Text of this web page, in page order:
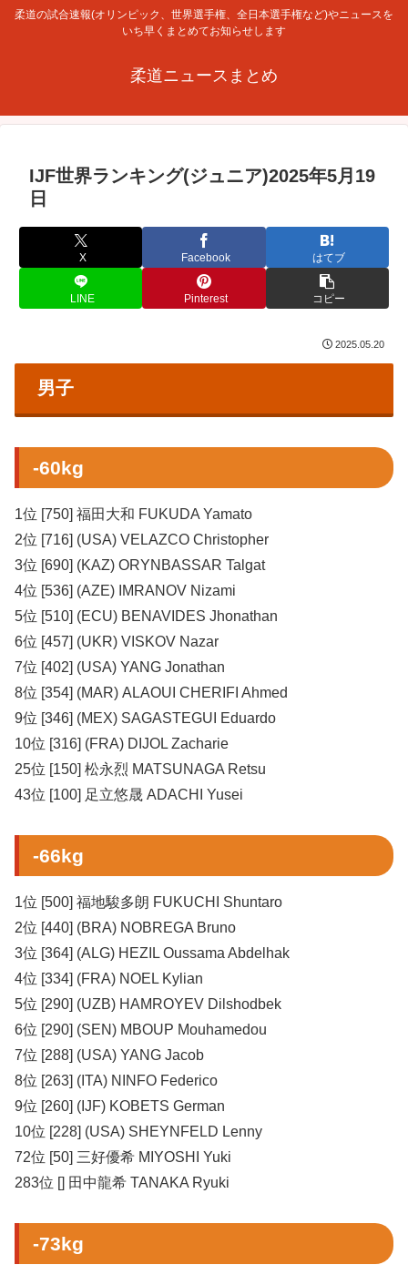
柔道の試合速報(オリンピック、世界選手権、全日本選手権など)やニュースを
いち早くまとめてお知らせします
柔道ニュースまとめ
IJF世界ランキング(ジュニア)2025年5月19
日
X Facebook はてブ
LINE Pinterest コピー
2025.05.20
男子
-60kg
1位 [750] 福田大和 FUKUDA Yamato
2位 [716] (USA) VELAZCO Christopher
3位 [690] (KAZ) ORYNBASSAR Talgat
4位 [536] (AZE) IMRANOV Nizami
5位 [510] (ECU) BENAVIDES Jhonathan
6位 [457] (UKR) VISKOV Nazar
7位 [402] (USA) YANG Jonathan
8位 [354] (MAR) ALAOUI CHERIFI Ahmed
9位 [346] (MEX) SAGASTEGUI Eduardo
10位 [316] (FRA) DIJOL Zacharie
25位 [150] 松永烈 MATSUNAGA Retsu
43位 [100] 足立悠晟 ADACHI Yusei
-66kg
1位 [500] 福地駿多朗 FUKUCHI Shuntaro
2位 [440] (BRA) NOBREGA Bruno
3位 [364] (ALG) HEZIL Oussama Abdelhak
4位 [334] (FRA) NOEL Kylian
5位 [290] (UZB) HAMROYEV Dilshodbek
6位 [290] (SEN) MBOUP Mouhamedou
7位 [288] (USA) YANG Jacob
8位 [263] (ITA) NINFO Federico
9位 [260] (IJF) KOBETS German
10位 [228] (USA) SHEYNFELD Lenny
72位 [50] 三好優希 MIYOSHI Yuki
283位 [] 田中龍希 TANAKA Ryuki
-73kg